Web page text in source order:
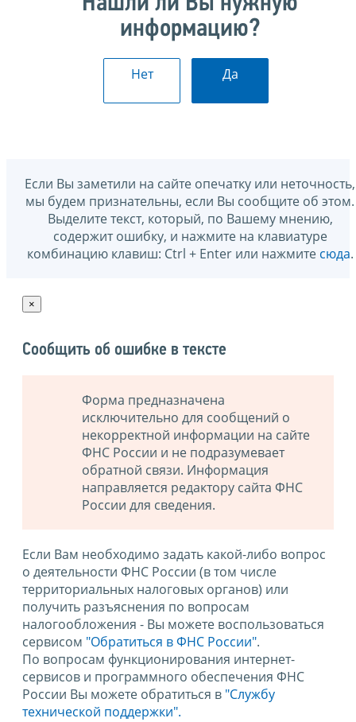
информацию?
Нет Да
Если Вы заметили на сайте опечатку или неточность,
мы будем признательны, если Вы сообщите об этом.
Выделите текст, который, по Вашему мнению,
содержит ошибку, и нажмите на клавиатуре
комбинацию клавиш: Ctrl + Enter или нажмите сюда.
×
Сообщить об ошибке в тексте
Форма предназначена
исключительно для сообщений о
некорректной информации на сайте
ФНС России и не подразумевает
обратной связи. Информация
направляется редактору сайта ФНС
России для сведения.
Если Вам необходимо задать какой-либо вопрос
о деятельности ФНС России (в том числе
территориальных налоговых органов) или
получить разъяснения по вопросам
налогообложения - Вы можете воспользоваться
сервисом "Обратиться в ФНС России".
По вопросам функционирования интернет-
сервисов и программного обеспечения ФНС
России Вы можете обратиться в "Службу
технической поддержки".